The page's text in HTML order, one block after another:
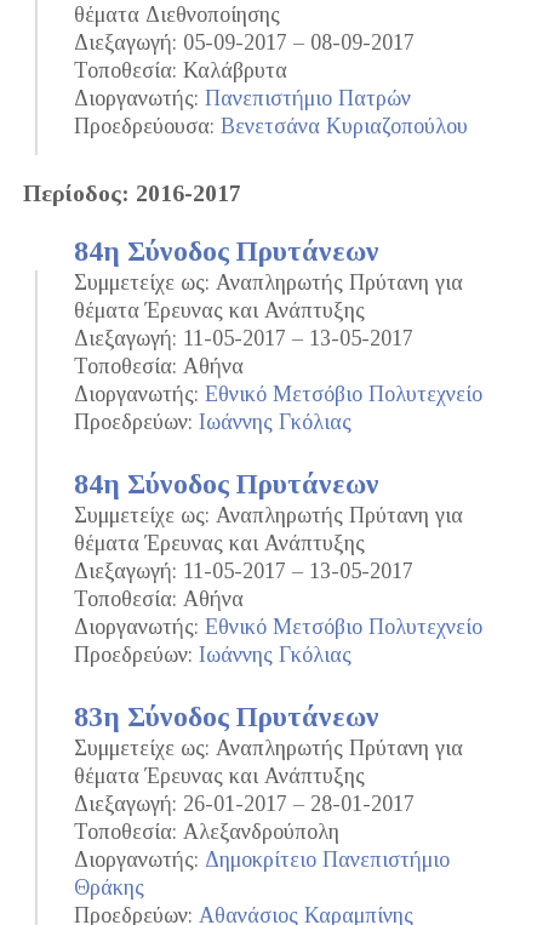
θέματα Διεθνοποίησης
Διεξαγωγή: 05-09-2017 – 08-09-2017
Τοποθεσία: Καλάβρυτα
Διοργανωτής: Πανεπιστήμιο Πατρών
Προεδρεύουσα: Βενετσάνα Κυριαζοπούλου
Περίοδος: 2016-2017
84η Σύνοδος Πρυτάνεων
Συμμετείχε ως: Αναπληρωτής Πρύτανη για
θέματα Έρευνας και Ανάπτυξης
Διεξαγωγή: 11-05-2017 – 13-05-2017
Τοποθεσία: Αθήνα
Διοργανωτής: Εθνικό Μετσόβιο Πολυτεχνείο
Προεδρεύων: Ιωάννης Γκόλιας
84η Σύνοδος Πρυτάνεων
Συμμετείχε ως: Αναπληρωτής Πρύτανη για
θέματα Έρευνας και Ανάπτυξης
Διεξαγωγή: 11-05-2017 – 13-05-2017
Τοποθεσία: Αθήνα
Διοργανωτής: Εθνικό Μετσόβιο Πολυτεχνείο
Προεδρεύων: Ιωάννης Γκόλιας
83η Σύνοδος Πρυτάνεων
Συμμετείχε ως: Αναπληρωτής Πρύτανη για
θέματα Έρευνας και Ανάπτυξης
Διεξαγωγή: 26-01-2017 – 28-01-2017
Τοποθεσία: Αλεξανδρούπολη
Διοργανωτής: Δημοκρίτειο Πανεπιστήμιο
Θράκης
Προεδρεύων: Αθανάσιος Καραμπίνης